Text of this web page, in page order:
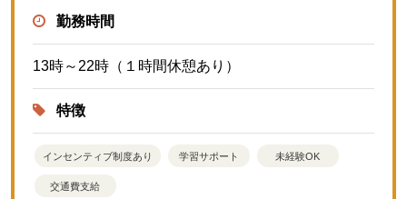
勤務時間
13時～22時（１時間休憩あり）
特徴
インセンティブ制度あり 学習サポート 未経験OK
交通費支給